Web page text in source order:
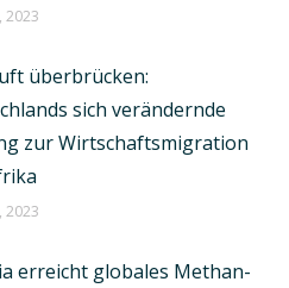
2023
überbrücken:
sich verändernde
zur Wirtschaftsmigration
2023
erreicht globales Methan-